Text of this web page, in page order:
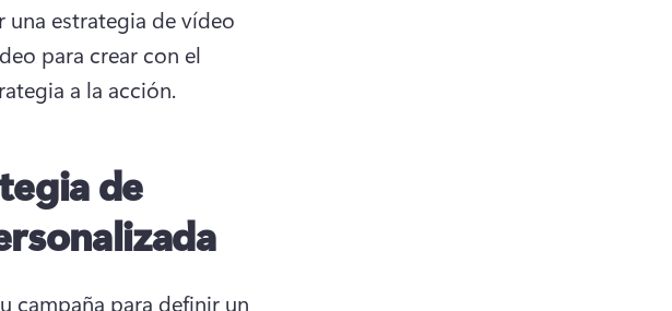
estrategia de vídeo
para crear con el
a la acción.
de
campaña para definir un